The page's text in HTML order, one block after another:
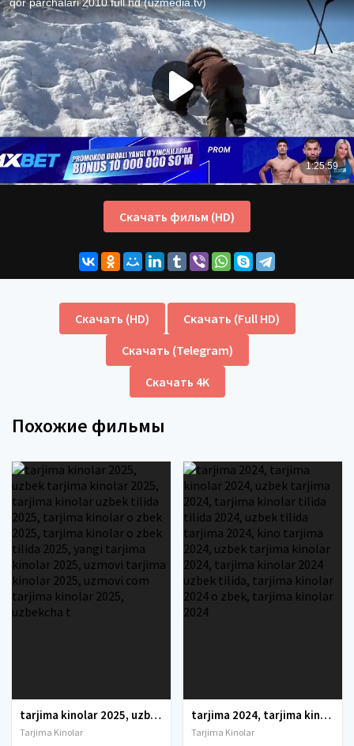
Скачать фильм (HD)
Скачать (HD)
Скачать (Full HD)
Скачать (Telegram)
Скачать 4K
Похожие фильмы
tarjima kinolar 2025, uzbek tarjima kinolar 2025, tarjima kinolar uzbek tilida 2025, tarjima kinolar o zbek 2025, tarjima kinolar o zbek tilida 2025, yangi tarjima kinolar 2025, uzmovi tarjima kinolar 2025, uzmovi com tarjima kinolar 2025, uzbekcha t
Tarjima Kinolar
tarjima 2024, tarjima kinolar 2024, uzbek tarjima 2024, tarjima kinolar tilida tilida 2024, uzbek tilida tarjima 2024, kino tarjima 2024, uzbek tarjima kinolar 2024, tarjima kinolar 2024 uzbek tilida, tarjima kinolar 2024 o zbek, tarjima kinolar 2024
Tarjima Kinolar